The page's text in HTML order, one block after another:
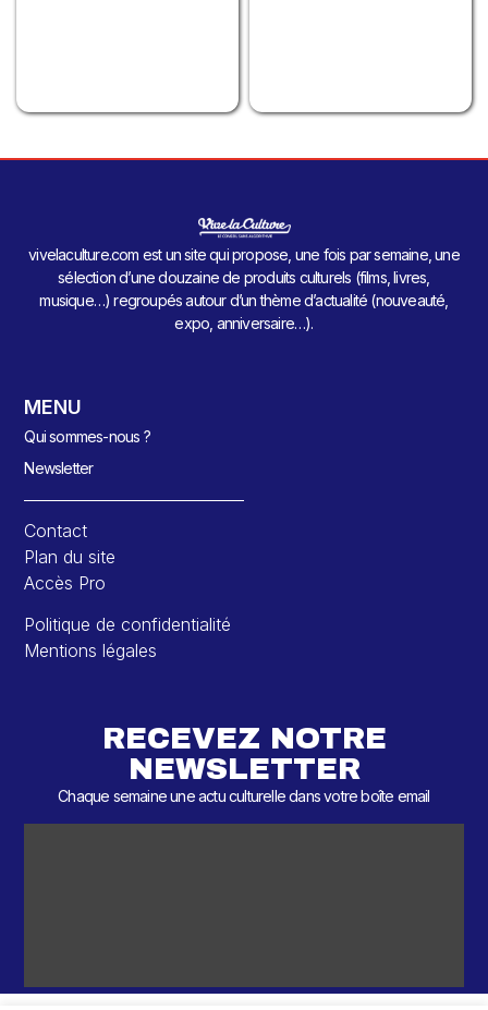
vivelaculture.com est un site qui propose, une fois par semaine, une
sélection d’une douzaine de produits culturels (films, livres,
musique…) regroupés autour d’un thème d’actualité (nouveauté,
expo, anniversaire…).
MENU
Qui sommes-nous ?
Newsletter
Contact
Plan du site
Accès Pro
Politique de confidentialité
Mentions légales
RECEVEZ NOTRE
NEWSLETTER
Chaque semaine une actu culturelle dans votre boîte email